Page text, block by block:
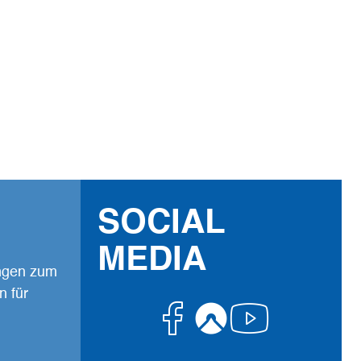
zum
für
SOCIAL
MEDIA
Facebook
Komoot